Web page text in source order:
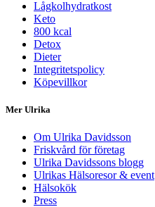
Lågkolhydratkost
Keto
800 kcal
Detox
Dieter
Integritetspolicy
Köpevillkor
Mer Ulrika
Om Ulrika Davidsson
Friskvård för företag
Ulrika Davidssons blogg
Ulrikas Hälsoresor & event
Hälsokök
Press